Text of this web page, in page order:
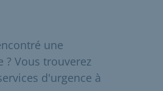
une
Vous trouverez
d'urgence à